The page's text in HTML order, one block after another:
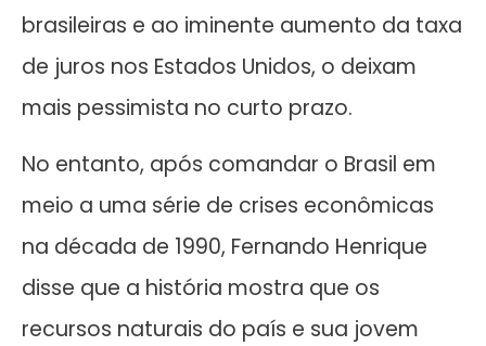
brasileiras e ao iminente aumento da taxa
de juros nos Estados Unidos, o deixam
mais pessimista no curto prazo.
No entanto, após comandar o Brasil em
meio a uma série de crises econômicas
na década de 1990, Fernando Henrique
disse que a história mostra que os
recursos naturais do país e sua jovem